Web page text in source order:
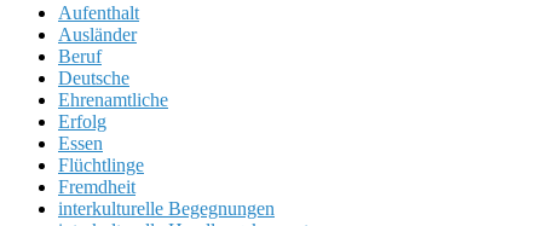
Aufenthalt
Ausländer
Beruf
Deutsche
Ehrenamtliche
Erfolg
Essen
Flüchtlinge
Fremdheit
interkulturelle Begegnungen